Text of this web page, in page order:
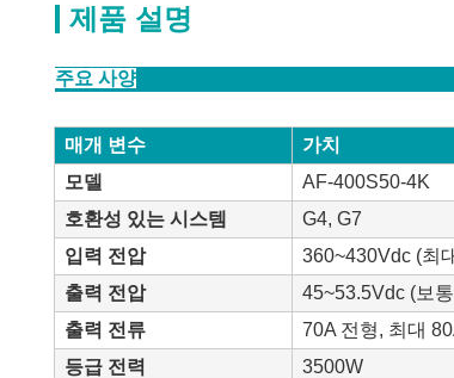
제품 설명
주요 사양
매개 변수
가치
모델
AF-400S50-4K
호환성 있는 시스템
G4, G7
입력 전압
360~430Vdc (최
출력 전압
45~53.5Vdc (보
출력 전류
70A 전형, 최대
등급 전력
3500W